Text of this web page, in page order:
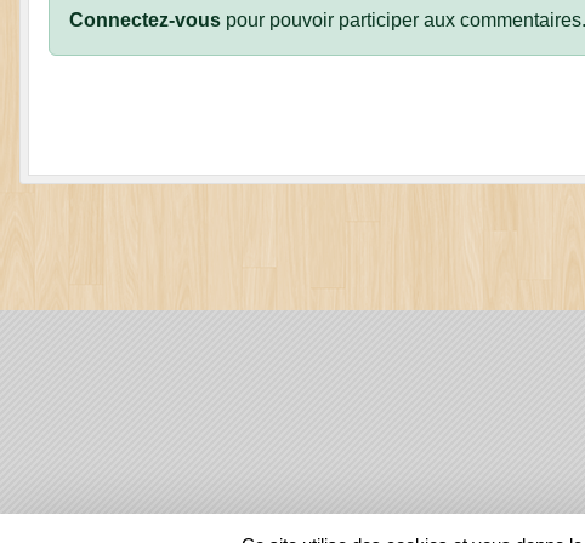
Connectez-vous pour pouvoir participer aux commentaires.